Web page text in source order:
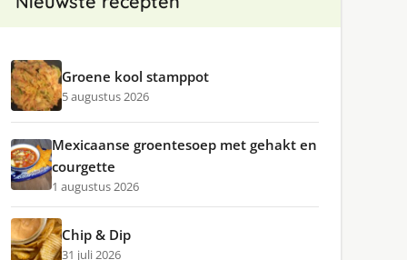
Groene kool stamppot
5 augustus 2026
Mexicaanse groentesoep met gehakt en
courgette
1 augustus 2026
Chip & Dip
31 juli 2026